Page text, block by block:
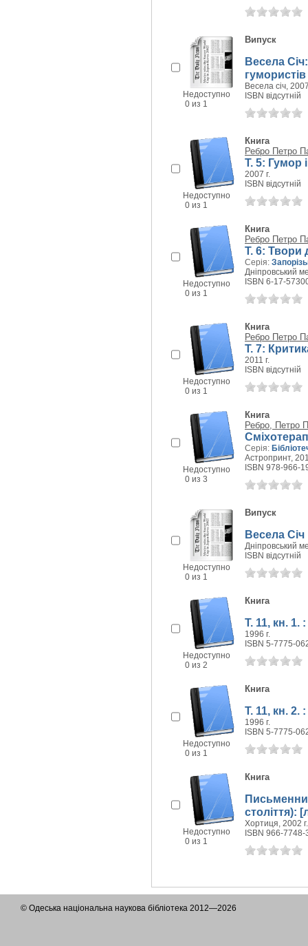
Недоступно
0 из 1
Випуск
Весела
Весела січ,
ISBN відсутній
Недоступно
0 из 1
Книга
Ребро Петро
Т. 5: Гумор
2007 г.
ISBN відсутній
Недоступно
0 из 1
Книга
Ребро Петро
Т. 6: Твори
Серія:
Дніпровський
ISBN 6-17-
Недоступно
0 из 1
Книга
Ребро Петро
Т. 7:
2011 г.
ISBN відсутній
Недоступно
0 из 3
Книга
Ребро, Петро
Серія:
Астропринт,
ISBN 978-966-
Недоступно
0 из 1
Випуск
Весела
Дніпровський
ISBN відсутній
Недоступно
0 из 2
Книга
Т. 11, кн. 1.
1996 г.
ISBN 5-7775-
Недоступно
0 из 1
Книга
Т. 11, кн. 2.
1996 г.
ISBN 5-7775-
Недоступно
0 из 1
Книга
століття):
Хортиця, 2002 г.
ISBN 966-7748-
© Одеська національна наукова бібліотека 2012—2026